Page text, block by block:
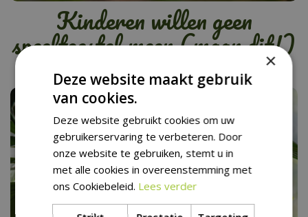
Kinderen willen geen
speeltoestel meer (maar dit!)
×
Deze website maakt gebruik
van cookies.
Deze website gebruikt cookies om uw
gebruikerservaring te verbeteren. Door
onze website te gebruiken, stemt u in
met alle cookies in overeenstemming met
ons Cookiebeleid. Lees verder